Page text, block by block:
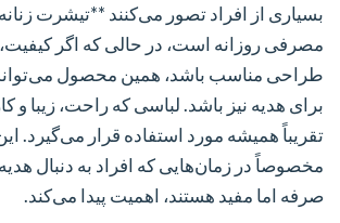
بسیاری از افراد تصور می‌کنند **تیشرت
مصرفی روزانه است، در حالی که اگر
طراحی مناسب باشد، همین محصول
برای هدیه نیز باشد. لباسی که راحت، زیبا و
تقریباً همیشه مورد استفاده قرار می‌گیرد.
مخصوصاً در زمان‌هایی که افراد به دنبال
صرفه اما مفید هستند، اهمیت پیدا می‌کند.